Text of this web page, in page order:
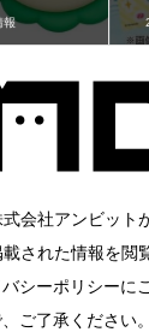
報
会社アンビット
された情報を閲
シーポリシーに
ご了承ください。